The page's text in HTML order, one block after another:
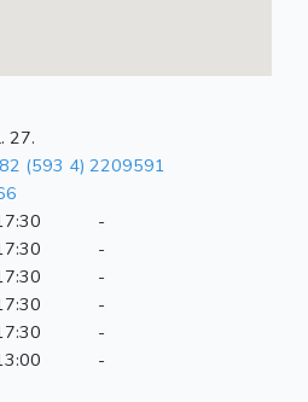
27.
(593 4) 2209591
-
-
-
-
-
-